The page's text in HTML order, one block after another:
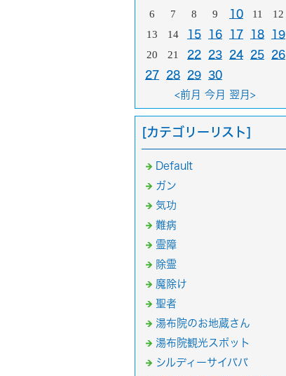
6
7 8 9 10 11
12
13
14 15 16 17 18 19
20 21 22 23 24 25
26
27
28 29
30
<前月 今月 翌月>
[カテゴリーリスト]
Default
ガン
気功
難病
霊障
除霊
魔除け
聖者
湯布院のお地蔵さん
湯布院観光スポット
シルディーサイババ